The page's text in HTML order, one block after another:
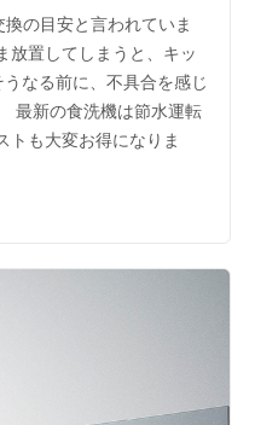
の目安と言われていま
放置してしまうと、キッ
なる前に、不具合を感じ
最新の食洗機は節水運転
トも大変お得になりま